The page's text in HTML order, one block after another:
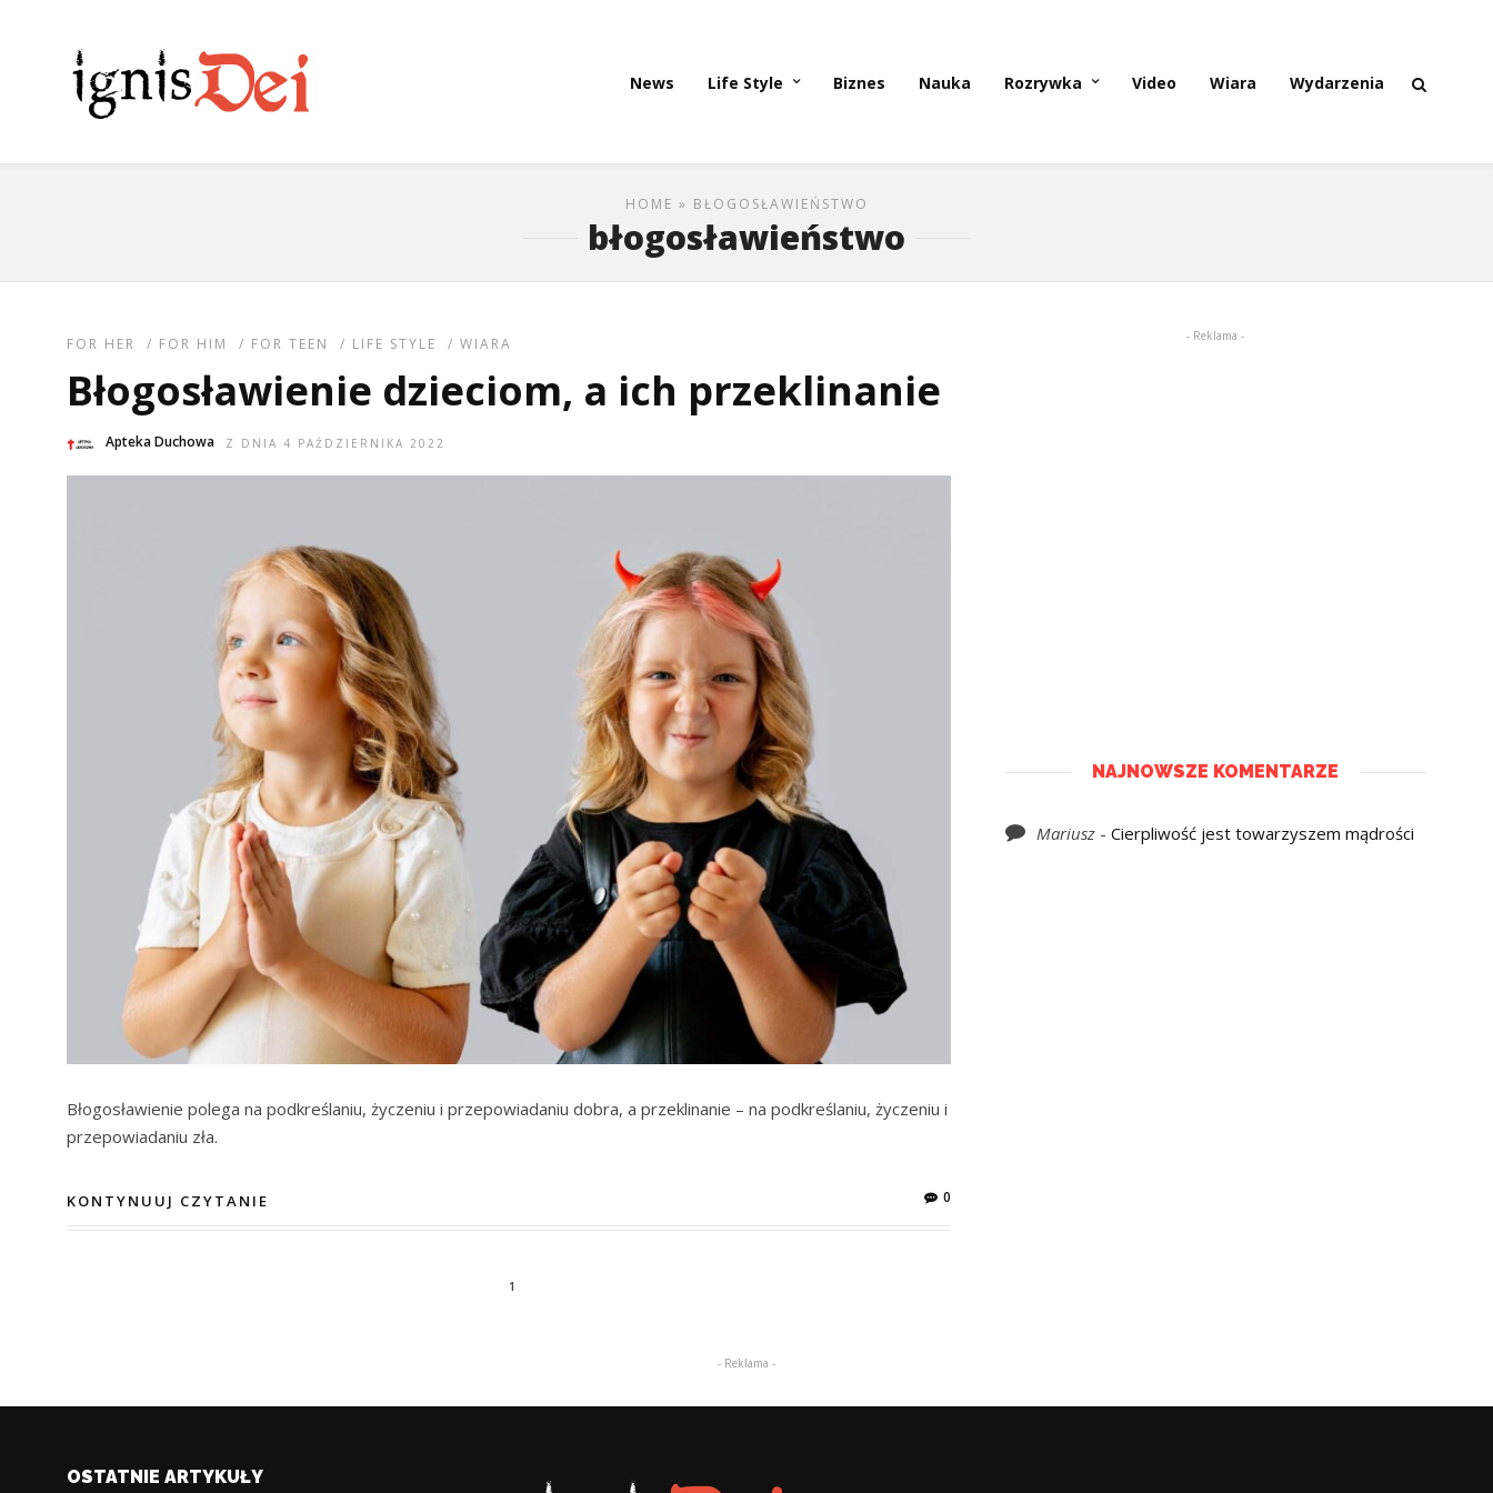
News Life Style Biznes Nauka Rozrywka Video Wiara Wydarzenia
HOME » BŁOGOSŁAWIEŃSTWO
błogosławieństwo
FOR HER / FOR HIM / FOR TEEN / LIFE STYLE / WIARA
Błogosławienie dzieciom, a ich przeklinanie
Apteka Duchowa Z DNIA 4 PAŹDZIERNIKA 2022
Błogosławienie polega na podkreślaniu, życzeniu i przepowiadaniu dobra, a przeklinanie – na podkreślaniu, życzeniu i
przepowiadaniu zła.
KONTYNUUJ CZYTANIE 0
1
- Reklama -
NAJNOWSZE KOMENTARZE
Mariusz- Cierpliwość jest towarzyszem mądrości
- Reklama -
OSTATNIE ARTYKUŁY